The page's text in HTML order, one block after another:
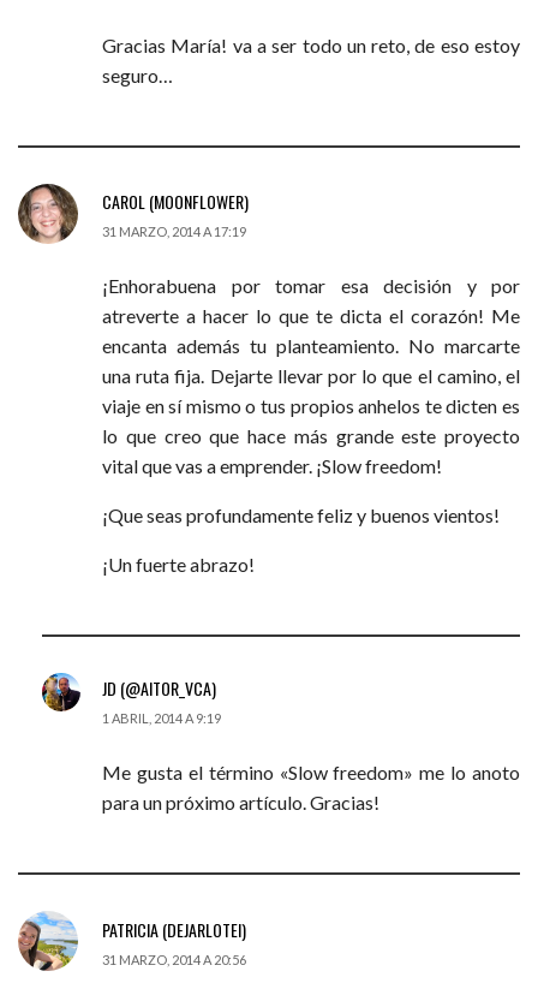
Gracias María! va a ser todo un reto, de eso estoy
seguro…
CAROL (MOONFLOWER)
31 MARZO, 2014 A 17:19
¡Enhorabuena por tomar esa decisión y por
atreverte a hacer lo que te dicta el corazón! Me
encanta además tu planteamiento. No marcarte
una ruta fija. Dejarte llevar por lo que el camino, el
viaje en sí mismo o tus propios anhelos te dicten es
lo que creo que hace más grande este proyecto
vital que vas a emprender. ¡Slow freedom!
¡Que seas profundamente feliz y buenos vientos!
¡Un fuerte abrazo!
JD (@AITOR_VCA)
1 ABRIL, 2014 A 9:19
Me gusta el término «Slow freedom» me lo anoto
para un próximo artículo. Gracias!
PATRICIA (DEJARLOTEI)
31 MARZO, 2014 A 20:56